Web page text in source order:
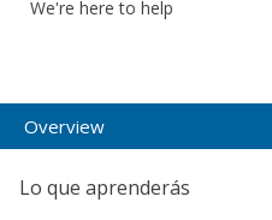
We're here to help
Overview
Lo que aprenderás